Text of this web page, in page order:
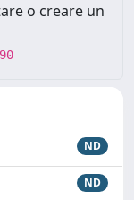
o creare un
ND
ND